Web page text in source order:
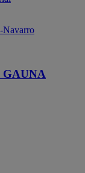
Navarro
GAUNA